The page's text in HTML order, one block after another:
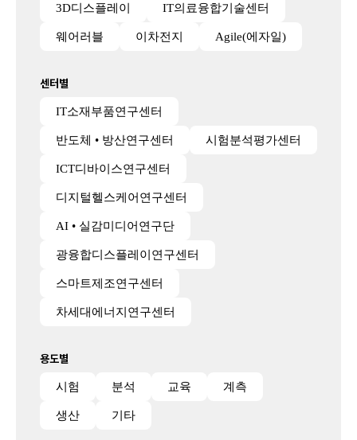
3D디스플레이 IT의료융합기술센터
웨어러블 이차전지 Agile(에자일)
센터별
IT소재부품연구센터
반도체 • 방산연구센터 시험분석평가센터
ICT디바이스연구센터
디지털헬스케어연구센터
AI • 실감미디어연구단
광융합디스플레이연구센터
스마트제조연구센터
차세대에너지연구센터
용도별
시험 분석 교육 계측
생산 기타